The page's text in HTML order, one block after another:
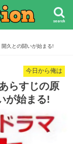
search
久との闘いが始まる!
今日から俺は
らすじの原
が始まる!